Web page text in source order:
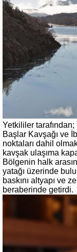
Yetkililer tarafından;
Başlar Kavşağı ve
noktaları dahil
kavşak ulaşıma
Bölgenin halk
yatağı üzerinde
baskını altyapı ve
beraberinde getirdi.